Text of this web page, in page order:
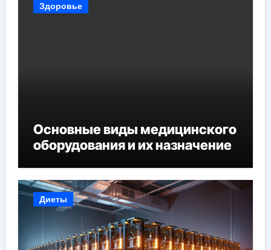
Здоровье
Основные виды медицинского
оборудования и их назначение
Диеты